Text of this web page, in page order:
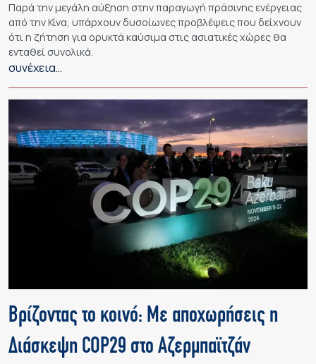
Παρά την μεγάλη αύξηση στην παραγωγή πράσινης ενέργειας
από την Κίνα, υπάρχουν δυσοίωνες προβλέψεις που δείχνουν
ότι η ζήτηση για ορυκτά καύσιμα στις ασιατικές χώρες θα
ενταθεί συνολικά.
συνέχεια…
Βρίζοντας το κοινό: Με αποχωρήσεις η
Διάσκεψη COP29 στο Αζερμπαϊτζάν